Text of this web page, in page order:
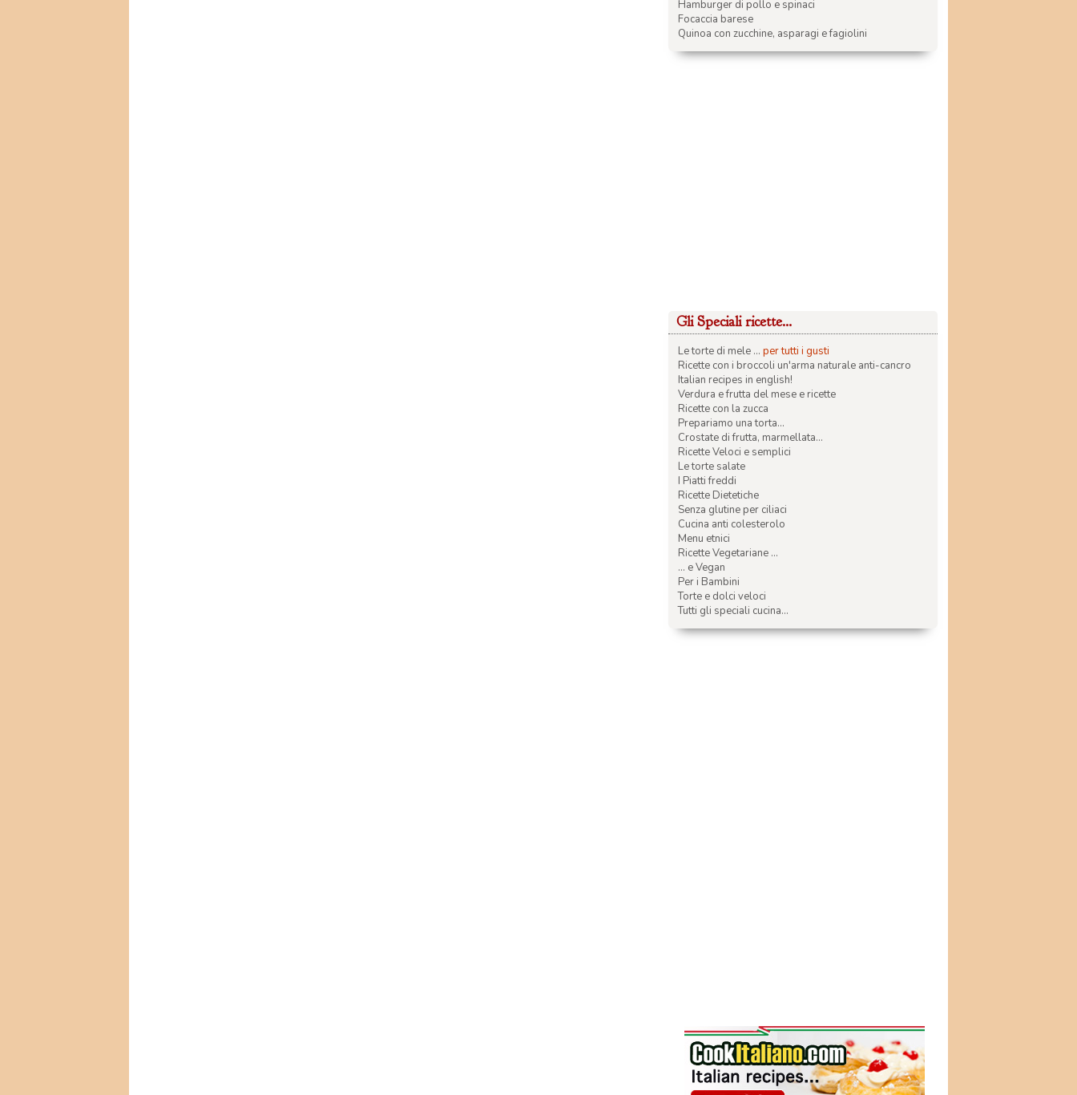
Hamburger di pollo e spinaci
Focaccia barese
Quinoa con zucchine, asparagi e fagiolini
Gli Speciali ricette...
Le torte di mele ... per tutti i gusti
Ricette con i broccoli un'arma naturale anti-cancro
Italian recipes in english!
Verdura e frutta del mese e ricette
Ricette con la zucca
Prepariamo una torta...
Crostate di frutta, marmellata...
Ricette Veloci e semplici
Le torte salate
I Piatti freddi
Ricette Dietetiche
Senza glutine per ciliaci
Cucina anti colesterolo
Menu etnici
Ricette Vegetariane ...
... e Vegan
Per i Bambini
Torte e dolci veloci
Tutti gli speciali cucina...